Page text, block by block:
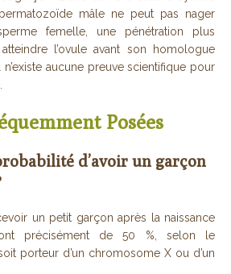
mâle ne peut pas nager
femelle, une pénétration plus
l’ovule avant son homologue
aucune preuve scientifique pour
Posées
d’avoir un garçon
un petit garçon après la naissance
précisément de 50 %, selon le
porteur d’un chromosome X ou d’un